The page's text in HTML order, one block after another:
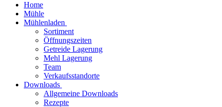
Home
Mühle
Mühlenladen
Sortiment
Öffnungszeiten
Getreide Lagerung
Mehl Lagerung
Team
Verkaufsstandorte
Downloads
Allgemeine Downloads
Rezepte